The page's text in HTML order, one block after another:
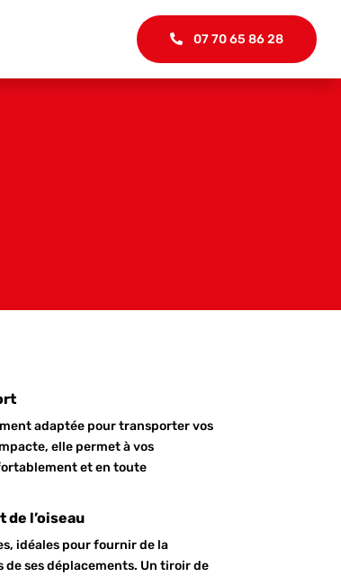
07 70 65 86 28
adaptée pour transporter vos
elle permet à vos
et en toute
l’oiseau
idéales pour fournir de la
de ses déplacements. Un tiroir de